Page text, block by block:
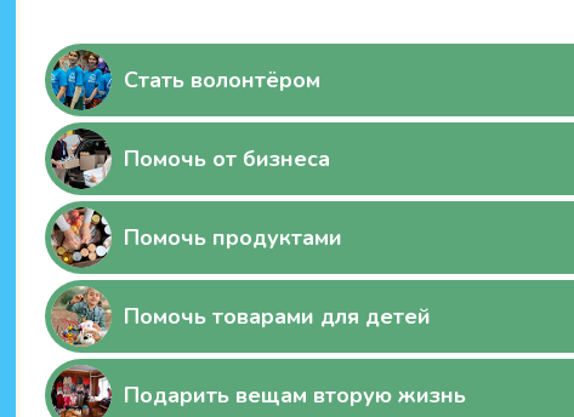
Стать волонтёром
Помочь продуктами
Подарить вещам вторую жизнь
Помочь от бизнеса
Помочь товарами для детей